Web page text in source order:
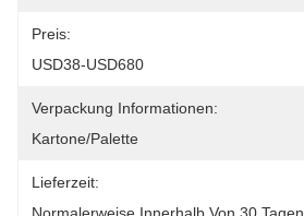
Preis:
USD38-USD680
Verpackung Informationen:
Kartone/Palette
Lieferzeit: